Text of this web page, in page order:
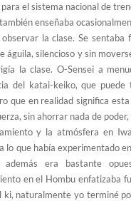
el sistema nacional de
enseñaba
la clase. Se sentaba
águila, silencioso y sin
la clase. O-Sensei a
del katai-keiko, que puede
que en realidad significa
sin ahorrar nada de poder,
y la atmósfera en
lo que había experimentado
además era bastante
en el Hombu enfatizaba
ki, naturalmente yo terminé